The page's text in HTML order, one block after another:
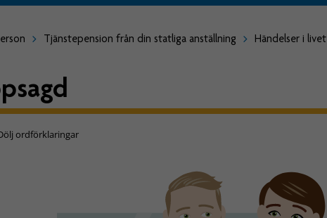
Tjänstepension från din statliga anställning Händelser i livet
ordförklaringar